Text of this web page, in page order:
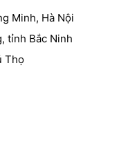
Minh, Hà Nội
tỉnh Bắc Ninh
Thọ